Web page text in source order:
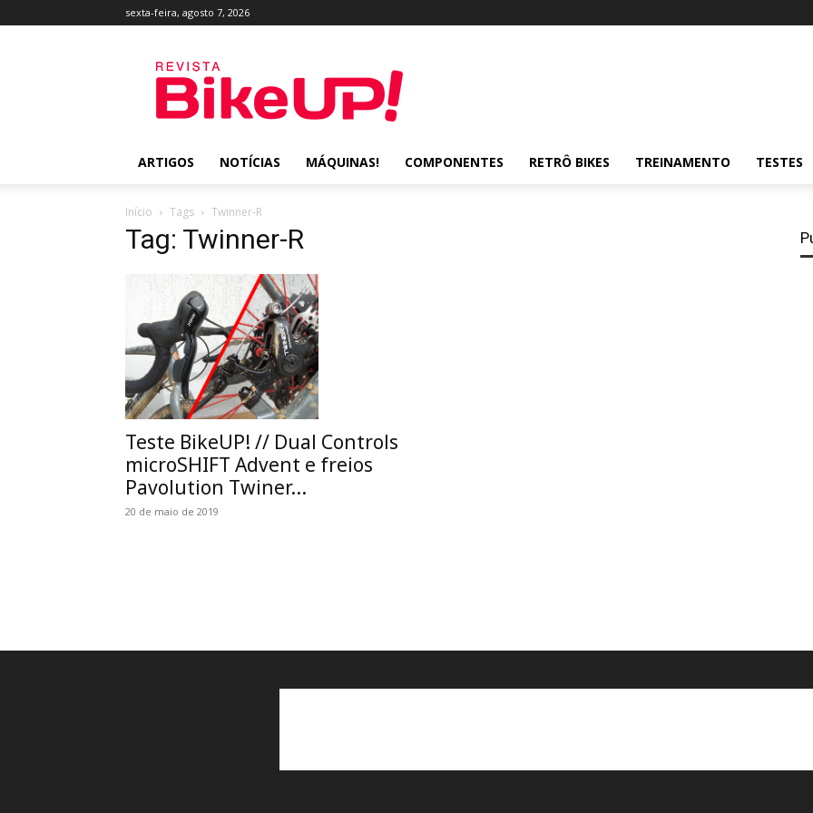
sexta-feira, agosto 7, 2026
BikeUP!
ARTIGOS NOTÍCIAS MÁQUINAS! COMPONENTES RETRÔ BIKES TREINAMENTO TESTES
Início Tags Twinner-R
Tag: Twinner-R
Teste BikeUP! // Dual Controls
microSHIFT Advent e freios
Pavolution Twiner...
20 de maio de 2019